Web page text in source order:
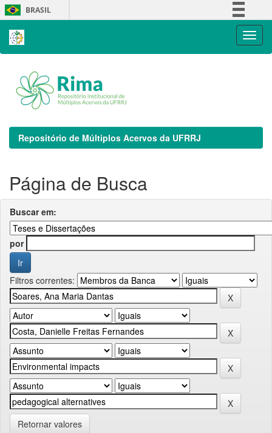
Skip
navigation
BRASIL
Repositório de Múltiplos Acervos da UFRRJ
Página de Busca
Buscar em:
por
Filtros correntes:
Retornar valores